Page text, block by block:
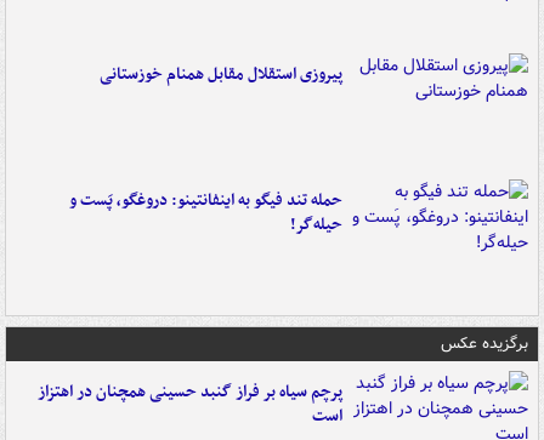
پیروزی استقلال مقابل همنام خوزستانی
حمله تند فیگو به اینفانتینو: دروغگو، پَست‌ و
حیله‌گر!
برگزیده عکس
پرچم سیاه بر فراز گنبد حسینی همچنان در اهتزاز
است